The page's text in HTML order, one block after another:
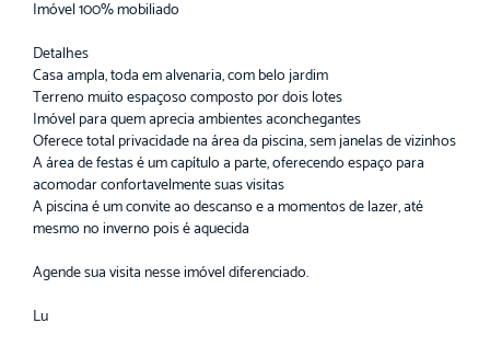
Imóvel 100% mobiliado
Detalhes
Casa ampla, toda em alvenaria, com belo jardim
Terreno muito espaçoso composto por dois lotes
Imóvel para quem aprecia ambientes aconchegantes
Oferece total privacidade na área da piscina, sem janelas de vizinhos
A área de festas é um capítulo a parte, oferecendo espaço para
acomodar confortavelmente suas visitas
A piscina é um convite ao descanso e a momentos de lazer, até
mesmo no inverno pois é aquecida
Agende sua visita nesse imóvel diferenciado.
Lu